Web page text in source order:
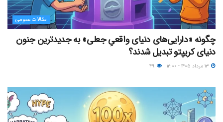
مقالات عمومی
چگونه «دارایی‌های دنیای واقعیِ جعلی» به جدیدترین جنون
دنیای کریپتو تبدیل شدند؟